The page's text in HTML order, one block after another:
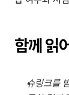
함께 읽
슈링크를